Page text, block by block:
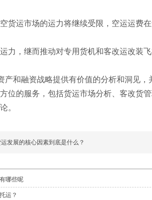
货运市场的运力将继续受限，空运运费在
力，继而推动对专用货机和客改运改装飞
产和融资战略提供有价值的分析和洞见，
位的服务，包括货运市场分析、客改货
。
发展的核心因素到底是什么？
哪些呢
运？